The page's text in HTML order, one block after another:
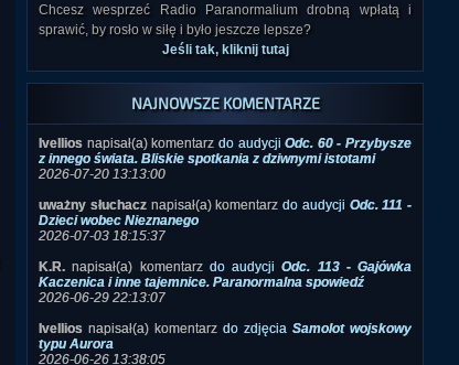
Jeśli tak, kliknij tutaj
NAJNOWSZE KOMENTARZE
napisał(a) komentarzdo audycjiOdc. 60 - Przybysze
z innego świata. Bliskie spotkania z dziwnymi istotami
2026-07-20 13:13:00
uważny słuchacznapisał(a) komentarz do audycji
2026-07-03 18:15:37
K.R. napisał(a) komentarz
2026-06-29 22:13:07
Ivelliosnapisał(a) komentarz
Samolot wojskowy
2026-06-26 13:38:05
Hekatombnapisał(a) komentarz